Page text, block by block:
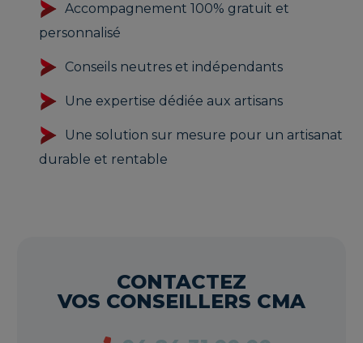
Accompagnement 100% gratuit et
personnalisé
Conseils neutres et indépendants
Une expertise dédiée aux artisans
Une solution sur mesure pour un artisanat
durable et rentable
CONTACTEZ
VOS CONSEILLERS CMA